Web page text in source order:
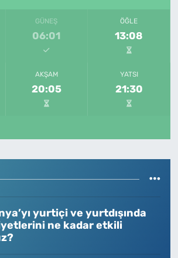
GÜNEŞ
06:01
ÖĞLE
13:08
AKŞAM
20:05
YATSI
21:30
yurtiçi ve yurtdışında
ne kadar etkili